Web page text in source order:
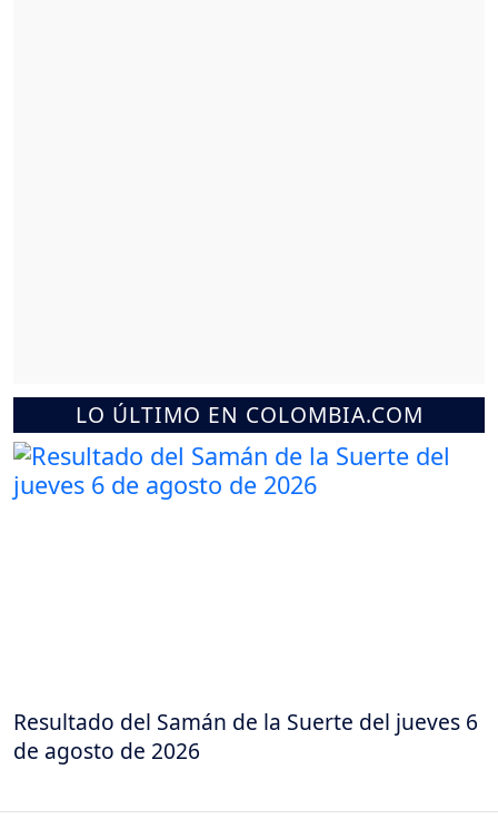
LO ÚLTIMO EN COLOMBIA.COM
Resultado del Samán de la Suerte del jueves 6
de agosto de 2026